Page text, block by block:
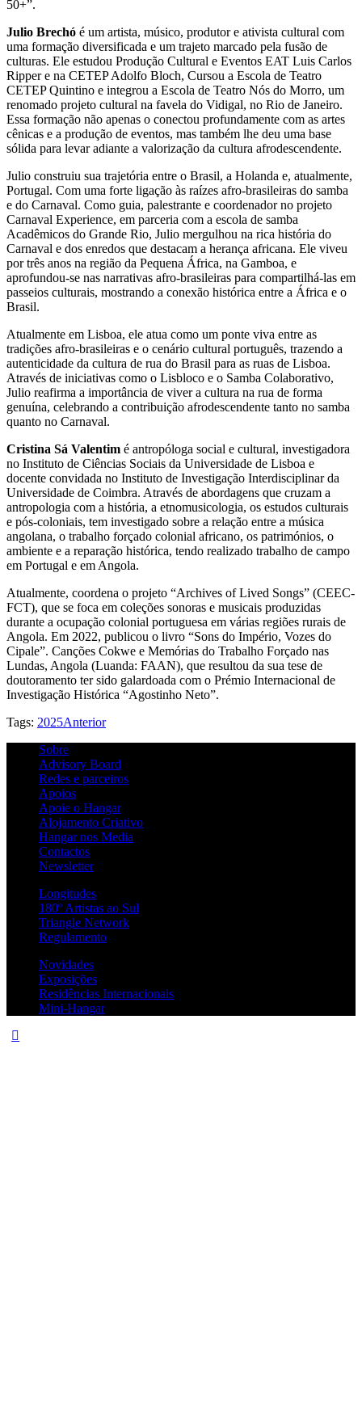
50+”.
Julio Brechó é um artista, músico, produtor e ativista cultural com
uma formação diversificada e um trajeto marcado pela fusão de
culturas. Ele estudou Produção Cultural e Eventos EAT Luis Carlos
Ripper e na CETEP Adolfo Bloch, Cursou a Escola de Teatro
CETEP Quintino e integrou a Escola de Teatro Nós do Morro, um
renomado projeto cultural na favela do Vidigal, no Rio de Janeiro.
Essa formação não apenas o conectou profundamente com as artes
cênicas e a produção de eventos, mas também lhe deu uma base
sólida para levar adiante a valorização da cultura afrodescendente.
Julio construiu sua trajetória entre o Brasil, a Holanda e, atualmente,
Portugal. Com uma forte ligação às raízes afro-brasileiras do samba
e do Carnaval. Como guia, palestrante e coordenador no projeto
Carnaval Experience, em parceria com a escola de samba
Acadêmicos do Grande Rio, Julio mergulhou na rica história do
Carnaval e dos enredos que destacam a herança africana. Ele viveu
por três anos na região da Pequena África, na Gamboa, e
aprofundou-se nas narrativas afro-brasileiras para compartilhá-las em
passeios culturais, mostrando a conexão histórica entre a África e o
Brasil.
Atualmente em Lisboa, ele atua como um ponte viva entre as
tradições afro-brasileiras e o cenário cultural português, trazendo a
autenticidade da cultura de rua do Brasil para as ruas de Lisboa.
Através de iniciativas como o Lisbloco e o Samba Colaborativo,
Julio reafirma a importância de viver a cultura na rua de forma
genuína, celebrando a contribuição afrodescendente tanto no samba
quanto no Carnaval.
Cristina Sá Valentim é antropóloga social e cultural, investigadora
no Instituto de Ciências Sociais da Universidade de Lisboa e
docente convidada no Instituto de Investigação Interdisciplinar da
Universidade de Coimbra. Através de abordagens que cruzam a
antropologia com a história, a etnomusicologia, os estudos culturais
e pós-coloniais, tem investigado sobre a relação entre a música
angolana, o trabalho forçado colonial africano, os patrimónios, o
ambiente e a reparação histórica, tendo realizado trabalho de campo
em Portugal e em Angola.
Atualmente, coordena o projeto “Archives of Lived Songs” (CEEC-
FCT), que se foca em coleções sonoras e musicais produzidas
durante a ocupação colonial portuguesa em várias regiões rurais de
Angola. Em 2022, publicou o livro “Sons do Império, Vozes do
Cipale”. Canções Cokwe e Memórias do Trabalho Forçado nas
Lundas, Angola (Luanda: FAAN), que resultou da sua tese de
doutoramento ter sido galardoada com o Prémio Internacional de
Investigação Histórica “Agostinho Neto”.
Tags: 2025Anterior
Sobre
Advisory Board
Redes e parceiros
Apoios
Apoie o Hangar
Alojamento Criativo
Hangar nos Media
Contactos
Newsletter
Longitudes
180º Artistas ao Sul
Triangle Network
Regulamento
Novidades
Exposições
Residências Internacionais
Mini-Hangar